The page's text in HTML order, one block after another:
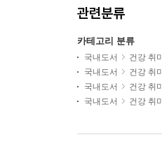
관련분류
카테고리 분류
국내도서 건강 취미
국내도서
건강 취미
국내도서
건강 취미
국내도서
건강 취미